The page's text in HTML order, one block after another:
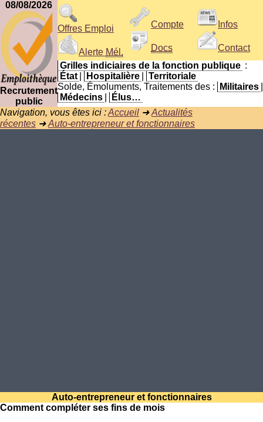
08/08/2026
Recrutement
public
Offres Emploi
Alerte Mél.
Compte
Docs
Infos
Contact
Grilles indiciaires de la fonction publique :
État
Hospitalière
Territoriale
Solde, Émoluments, Traitements des :
Militaires
Médecins
Élus…
Navigation, vous êtes ici :Accueil ➜Actualités
récentes ➜Auto-entrepreneur et fonctionnaires
Auto-entrepreneur et fonctionnaires
Comment compléter ses fins de mois